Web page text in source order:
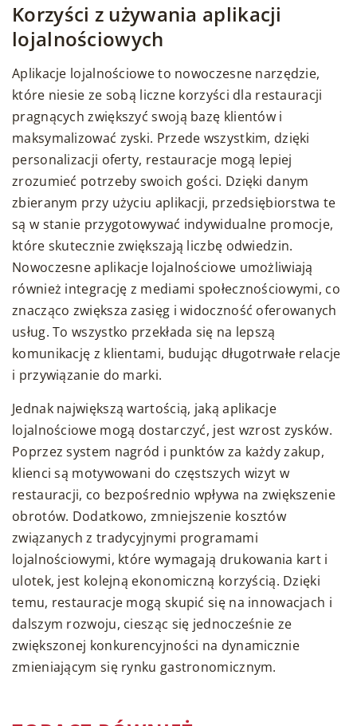
Korzyści z używania aplikacji
lojalnościowych
Aplikacje lojalnościowe to nowoczesne narzędzie,
które niesie ze sobą liczne korzyści dla restauracji
pragnących zwiększyć swoją bazę klientów i
maksymalizować zyski. Przede wszystkim, dzięki
personalizacji oferty, restauracje mogą lepiej
zrozumieć potrzeby swoich gości. Dzięki danym
zbieranym przy użyciu aplikacji, przedsiębiorstwa te
są w stanie przygotowywać indywidualne promocje,
które skutecznie zwiększają liczbę odwiedzin.
Nowoczesne aplikacje lojalnościowe umożliwiają
również integrację z mediami społecznościowymi, co
znacząco zwiększa zasięg i widoczność oferowanych
usług. To wszystko przekłada się na lepszą
komunikację z klientami, budując długotrwałe relacje
i przywiązanie do marki.
Jednak największą wartością, jaką aplikacje
lojalnościowe mogą dostarczyć, jest wzrost zysków.
Poprzez system nagród i punktów za każdy zakup,
klienci są motywowani do częstszych wizyt w
restauracji, co bezpośrednio wpływa na zwiększenie
obrotów. Dodatkowo, zmniejszenie kosztów
związanych z tradycyjnymi programami
lojalnościowymi, które wymagają drukowania kart i
ulotek, jest kolejną ekonomiczną korzyścią. Dzięki
temu, restauracje mogą skupić się na innowacjach i
dalszym rozwoju, ciesząc się jednocześnie ze
zwiększonej konkurencyjności na dynamicznie
zmieniającym się rynku gastronomicznym.